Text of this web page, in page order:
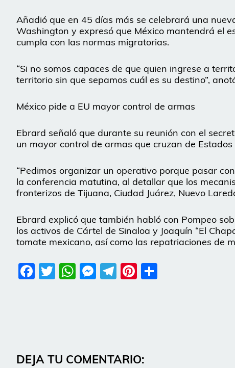
Añadió que en 45 días más se celebrará una
Washington y expresó que México mantendrá el
cumpla con las normas migratorias.
“Si no somos capaces de que quien ingrese a
territorio sin que sepamos cuál es su destino”,
México pide a EU mayor control de armas
Ebrard señaló que durante su reunión con el
un mayor control de armas que cruzan de
“Pedimos organizar un operativo porque pasar
la conferencia matutina, al detallar que los
fronterizos de Tijuana, Ciudad Juárez, Nuevo
Ebrard explicó que también habló con Pompeo
los activos de Cártel de Sinaloa y Joaquín “El
tomate mexicano, así como las repatriaciones de
Facebook
Twitter
WhatsApp
Messenger
Telegram
Pinterest
DEJA TU COMENTARIO: